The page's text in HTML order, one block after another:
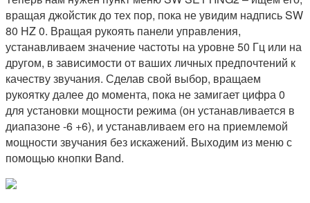
вращая джойстик до тех пор, пока не увидим надпись SW
80 HZ 0. Вращая рукоять панели управления,
устанавливаем значение частоты на уровне 50 Гц или на
другом, в зависимости от ваших личных предпочтений к
качеству звучания. Сделав свой выбор, вращаем
рукоятку далее до момента, пока не замигает цифра 0
для установки мощности режима (он устанавливается в
диапазоне -6 +6), и устанавливаем его на приемлемой
мощности звучания без искажений. Выходим из меню с
помощью кнопки Band.